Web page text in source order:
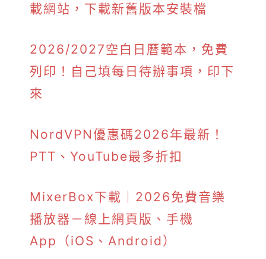
載網站，下載新舊版本安裝檔
2026/2027空白日曆範本，免費
列印！自己填每日待辦事項，印下
來
NordVPN優惠碼2026年最新！
PTT、YouTube最多折扣
MixerBox下載｜2026免費音樂
播放器－線上網頁版、手機
App（iOS、Android）